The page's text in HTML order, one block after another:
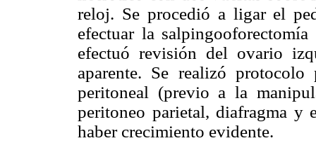
reloj. Se procedió a ligar el
efectuar la
efectuó revisión del ovario
aparente. Se realizó
peritoneal (previo a la
peritoneo parietal, diafragma y
haber crecimiento evidente.